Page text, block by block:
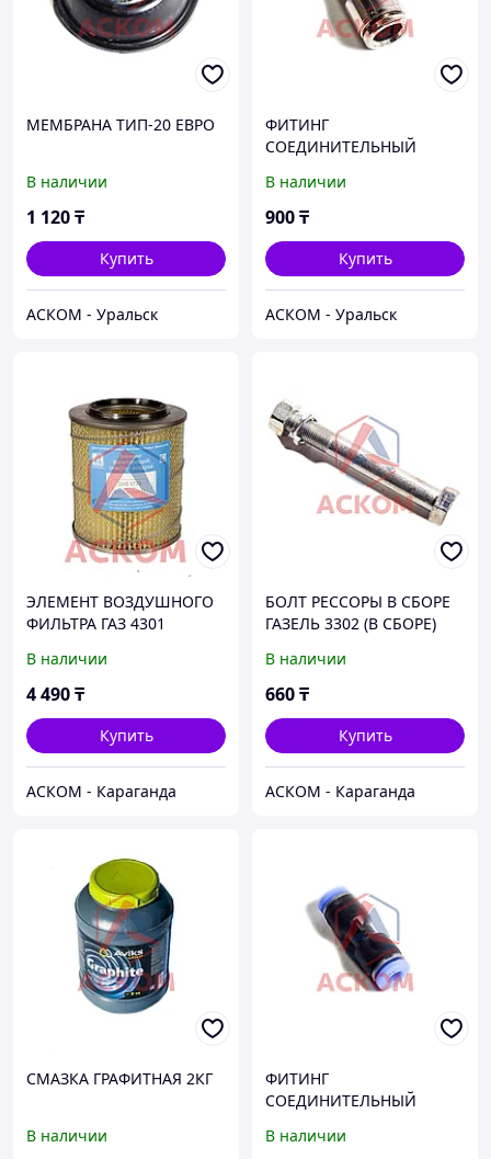
МЕМБРАНА ТИП-20 ЕВРО
В наличии
1 120₸
Купить
АСКОМ - Уральск
ФИТИНГ
СОЕДИНИТЕЛЬНЫЙ
ПРЯМОЙ D 8 ММ
БЕЛАВТОКОМПЛЕКТ
В наличии
900₸
Купить
АСКОМ - Уральск
ЭЛЕМЕНТ ВОЗДУШНОГО
ФИЛЬТРА ГАЗ 4301
ДВС. Д-4 / ПАЗ "АВРОРА" /
ГАЗ-3310 ДВС
В наличии
4 490₸
Купить
АСКОМ - Караганда
БОЛТ РЕССОРЫ В СБОРЕ
ГАЗЕЛЬ 3302 (В СБОРЕ)
В наличии
660₸
Купить
АСКОМ - Караганда
СМАЗКА ГРАФИТНАЯ 2КГ
В наличии
ФИТИНГ
СОЕДИНИТЕЛЬНЫЙ
D 4 ММ
В наличии